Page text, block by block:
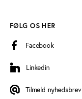
FØLG OS HER
Facebook
Linkedin
Linkedin
Tilmeld nyhedsbrev
Tilmeld nyhedsbrev